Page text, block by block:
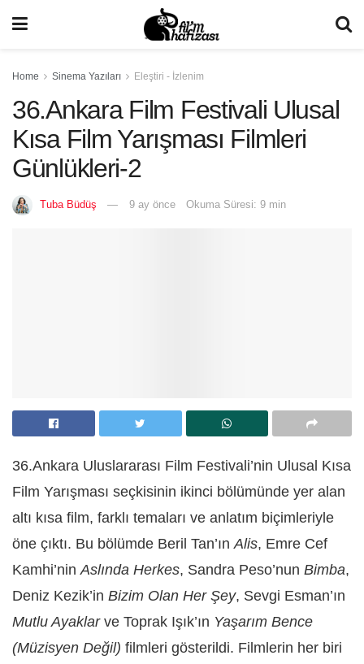
Home Sinema Yazıları Eleştiri - İzlenim
36.Ankara Film Festivali Ulusal
Kısa Film Yarışması Filmleri
Günlükleri-2
Tuba Büdüş 9 ay önce Okuma Süresi: 9 min
36.Ankara Uluslararası Film Festivali’nin Ulusal Kısa
Film Yarışması seçkisinin ikinci bölümünde yer alan
altı kısa film, farklı temaları ve anlatım biçimleriyle
öne çıktı. Bu bölümde Beril Tan’ın Alis, Emre Cef
Kamhi’nin Aslında Herkes, Sandra Peso’nun Bimba,
Deniz Kezik’in Bizim Olan Her Şey, Sevgi Esman’ın
Mutlu Ayaklarve Toprak Işık’ın Yaşarım Bence
(Müzisyen Değil) filmleri gösterildi. Filmlerin her biri